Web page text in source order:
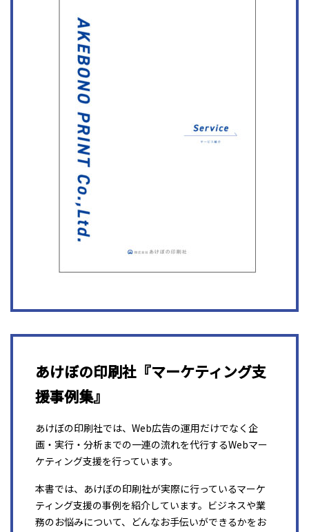
あけぼの印刷社『マーケティング支
援事例集』
あけぼの印刷社では、Web広告の運用だけでなく企
画・実行・分析までの一連の流れを代行するWebマー
ケティング支援を行っています。
本書では、あけぼの印刷社が実際に行っているマーケ
ティング支援の事例を紹介しています。ビジネスや業
務のお悩みについて、どんなお手伝いができるかをお